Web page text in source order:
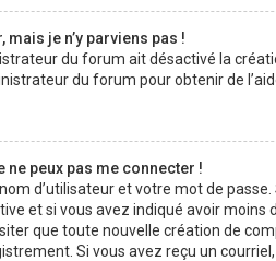
je n’y parviens pas !
du forum ait désactivé la
du forum pour obtenir de
peux pas me connecter !
d’utilisateur et votre mot de passe.
et si vous avez indiqué avoir
que toute nouvelle création de
Si vous avez reçu un